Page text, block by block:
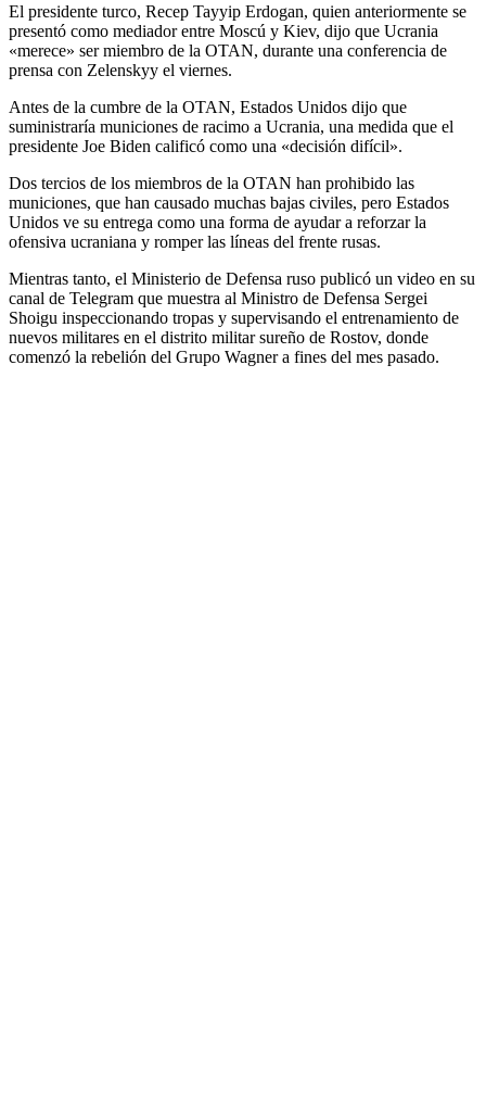
El presidente turco, Recep Tayyip Erdogan, quien anteriormente se
presentó como mediador entre Moscú y Kiev, dijo que Ucrania
«merece» ser miembro de la OTAN, durante una conferencia de
prensa con Zelenskyy el viernes.
Antes de la cumbre de la OTAN, Estados Unidos dijo que
suministraría municiones de racimo a Ucrania, una medida que el
presidente Joe Biden calificó como una «decisión difícil».
Dos tercios de los miembros de la OTAN han prohibido las
municiones, que han causado muchas bajas civiles, pero Estados
Unidos ve su entrega como una forma de ayudar a reforzar la
ofensiva ucraniana y romper las líneas del frente rusas.
Mientras tanto, el Ministerio de Defensa ruso publicó un video en su
canal de Telegram que muestra al Ministro de Defensa Sergei
Shoigu inspeccionando tropas y supervisando el entrenamiento de
nuevos militares en el distrito militar sureño de Rostov, donde
comenzó la rebelión del Grupo Wagner a fines del mes pasado.